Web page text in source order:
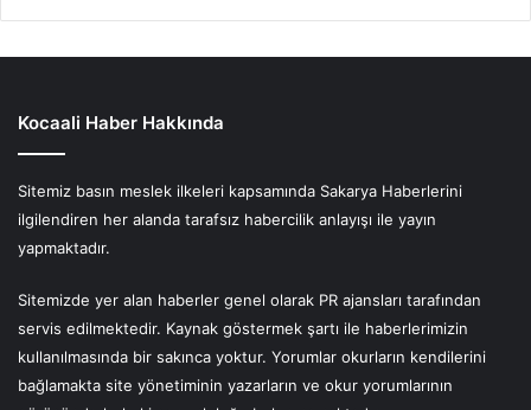
Kocaali Haber Hakkında
Sitemiz basın meslek ilkeleri kapsamında Sakarya Haberlerini
ilgilendiren her alanda tarafsız habercilik anlayışı ile yayın
yapmaktadır.
Sitemizde yer alan haberler genel olarak PR ajansları tarafından
servis edilmektedir. Kaynak göstermek şartı ile haberlerimizin
kullanılmasında bir sakınca yoktur. Yorumlar okurların kendilerini
bağlamakta site yönetiminin yazarların ve okur yorumlarının